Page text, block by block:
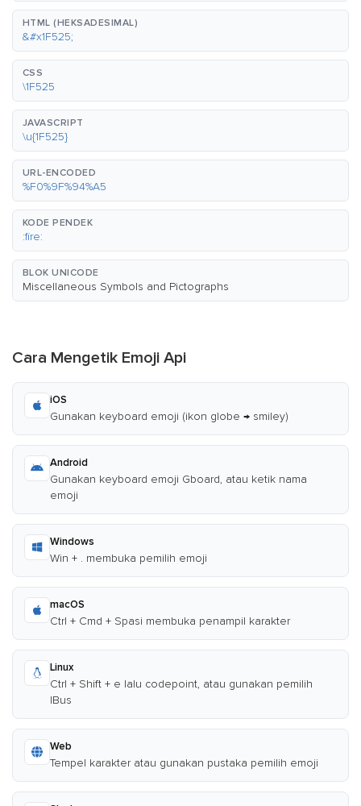
HTML (HEKSADESIMAL)
&#x1F525;
CSS
\1F525
JAVASCRIPT
\u{1F525}
URL-ENCODED
%F0%9F%94%A5
KODE PENDEK
:fire:
BLOK UNICODE
Miscellaneous Symbols and Pictographs
Cara Mengetik Emoji Api
iOS
Gunakan keyboard emoji (ikon globe → smiley)
Android
Gunakan keyboard emoji Gboard, atau ketik nama
emoji
Windows
Win + . membuka pemilih emoji
macOS
Ctrl + Cmd + Spasi membuka penampil karakter
Linux
Ctrl + Shift + e lalu codepoint, atau gunakan pemilih
IBus
Web
Tempel karakter atau gunakan pustaka pemilih emoji